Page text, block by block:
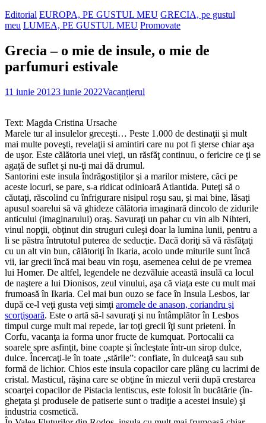
Editorial EUROPA, PE GUSTUL MEU GRECIA, pe gustul
meu LUMEA, PE GUSTUL MEU Promovate
Grecia – o mie de insule, o mie de
parfumuri estivale
11 iunie 20123 iunie 2022Vacanțierul
Text: Magda Cristina Ursache
Marele tur al insulelor greceşti… Peste 1.000 de destinaţii şi mult
mai multe poveşti, revelaţii si amintiri care nu pot fi şterse chiar aşa
de uşor. Este călătoria unei vieţi, un răsfăţ continuu, o fericire ce ţi se
agaţă de suflet şi nu-ţi mai dă drumul.
Santorini este insula îndrăgostiţilor şi a mari­lor mistere, căci pe
aceste locuri, se pare, s-a ridicat odinioară Atlantida. Puteţi să o
căutaţi, răsco­lind cu înfrigurare nisipul roşu sau, şi mai bine, lăsaţi
apusul soarelui să vă ghideze călătoria ima­gi­nară dincolo de zidurile
anticului (imaginarului) oraş. Savuraţi un pahar cu vin alb Nihteri,
vinul nopţii, obţinut din struguri culeşi doar la lumina lu­nii, pentru a
li se păstra întrutotul puterea de se­duc­ţie. Dacă doriţi să vă răsfăţaţi
cu un alt vin bun, călă­toriţi în Ikaria, acolo unde miturile sunt încă
vii, iar grecii încă mai beau vin roşu, asemenea celui de pe vremea
lui Homer. De altfel, legendele ne dez­văluie această insulă ca locul
de naştere a lui Dioni­sos, zeul vinului, aşa că viaţa este cu mult mai
fru­moa­să în Ikaria. Cel mai bun ouzo se face în Insula Lesbos, iar
după ce-l veţi gusta veţi simţi aromele de anason, coriandru şi
scorţişoară. Este o artă să-l savuraţi şi nu întâmplător în Lesbos
timpul curge mult mai repede, iar toţi grecii îţi sunt prie­te­ni. În
Corfu, vacanţa ia forma unor fructe de kumquat. Portocalii ca
soarele spre asfinţit, bine coap­te şi încleştate într-un sirop dulce,
dulce. Încercaţi-le în toate „stările”: confiate, în dulceaţă sau sub
formă de lichior. Chios este insula copacilor care plâng cu lacrimi de
cristal. Masticul, răşina care se ob­ţine în miezul verii după crestarea
scoarţei co­pac­ilor de Pistacia lentiscus, este folosit în bucătărie (în­
gheţata şi produsele de patiserie sunt o tradiţie a acestei insule) şi
industria cosmetică.